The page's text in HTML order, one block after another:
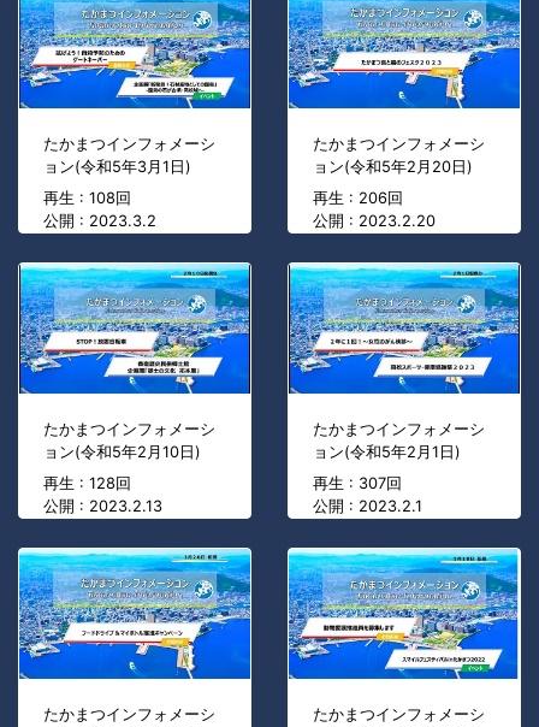
たかまつインフォメーシ
ョン(令和5年3月1日)
再生 : 108回
公開 : 2023.3.2
たかまつインフォメーシ
ョン(令和5年2月20日)
再生 : 206回
公開 : 2023.2.20
たかまつインフォメーシ
ョン(令和5年2月10日)
再生 : 128回
公開 : 2023.2.13
たかまつインフォメーシ
ョン(令和5年2月1日)
再生 : 307回
公開 : 2023.2.1
たかまつインフォメーシ
たかまつインフォメーシ